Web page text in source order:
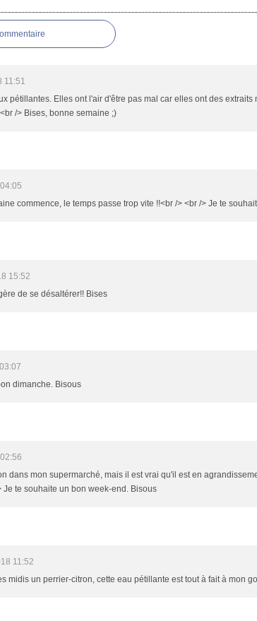
11:51
pétillantes. Elles ont l'air d'être pas mal car elles ont des
/> Bises, bonne semaine ;)
commence, le temps passe trop vite !!<br /> <br /> Je te
15:52
de se désaltérer!! Bises
dimanche. Bisous
dans mon supermarché, mais il est vrai qu'il est en
Je te souhaite un bon week-end. Bisous
11:52
midis un perrier-citron, cette eau pétillante est tout à fait à mon